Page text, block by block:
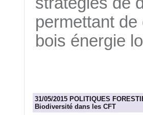
permettant
bois énergie
31/05/2015 POLITIQUES
Biodiversité dans les CFT